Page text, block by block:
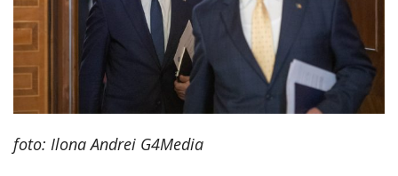
foto: Ilona Andrei G4Media